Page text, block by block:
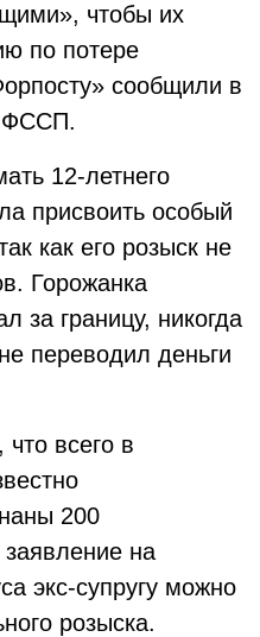
чтобы их
по потере
сообщили в
ФССП.
12-летнего
присвоить особый
как его розыск не
Горожанка
за границу, никогда
переводил деньги
всего в
200
на
экс-супругу можно
розыска.